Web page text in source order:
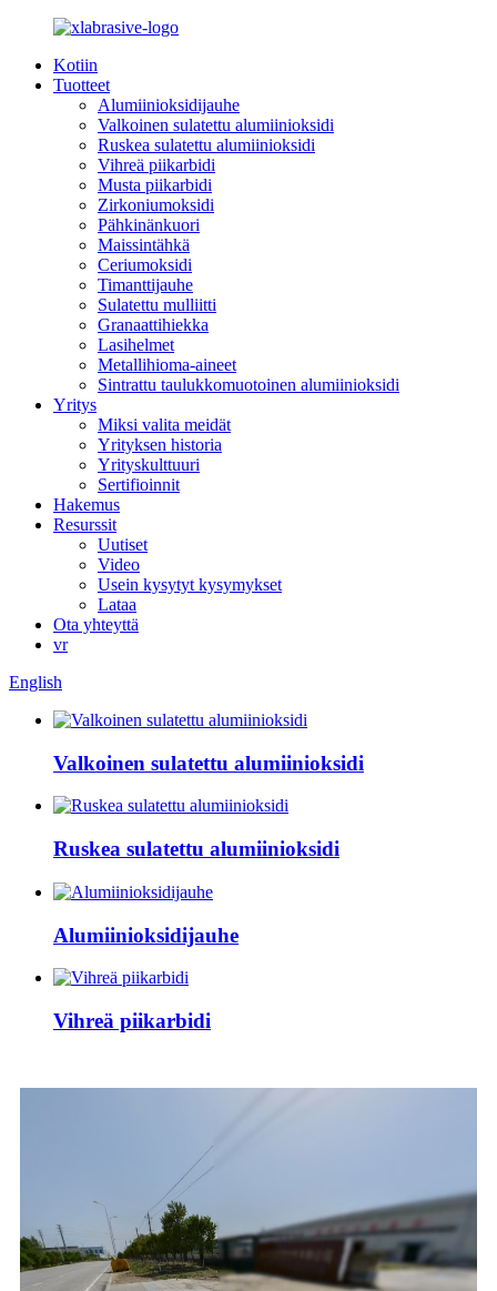
Kotiin
Tuotteet
Alumiinioksidijauhe
Valkoinen sulatettu alumiinioksidi
Ruskea sulatettu alumiinioksidi
Vihreä piikarbidi
Musta piikarbidi
Zirkoniumoksidi
Pähkinänkuori
Maissintähkä
Ceriumoksidi
Timanttijauhe
Sulatettu mulliitti
Granaattihiekka
Lasihelmet
Metallihioma-aineet
Sintrattu taulukkomuotoinen alumiinioksidi
Yritys
Miksi valita meidät
Yrityksen historia
Yrityskulttuuri
Sertifioinnit
Hakemus
Resurssit
Uutiset
Video
Usein kysytyt kysymykset
Lataa
Ota yhteyttä
vr
English
Valkoinen sulatettu alumiinioksidi
Ruskea sulatettu alumiinioksidi
Alumiinioksidijauhe
Vihreä piikarbidi